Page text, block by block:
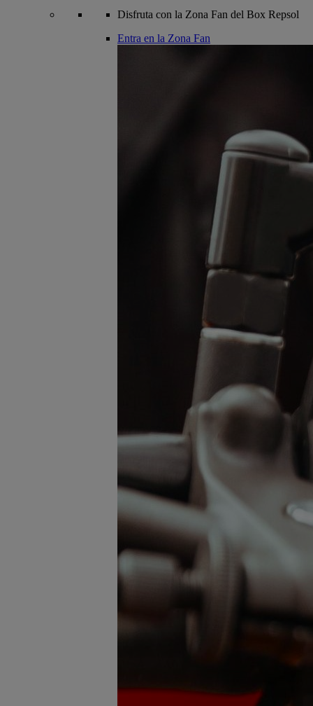
Disfruta con la Zona Fan del Box Repsol
Entra en la Zona Fan